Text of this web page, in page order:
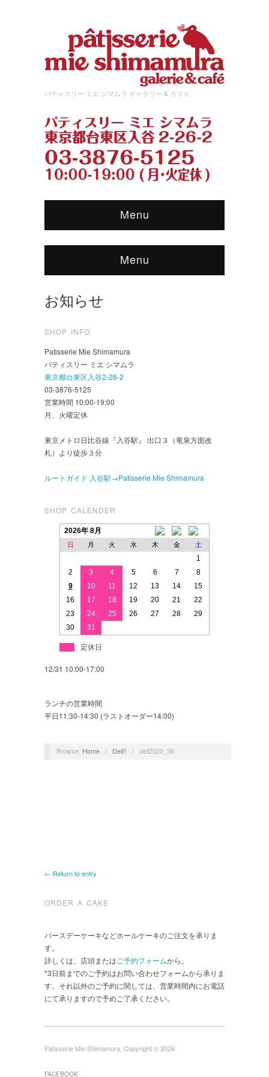
パティスリー ミエ シマムラ ギャラリー & カフェ
Menu
Menu
お知らせ
SHOP INFO
Patisserie Mie Shimamura
パティスリー ミエ シマムラ
東京都台東区入谷2-26-2
03-3876-5125
営業時間 10:00-19:00
月、火曜定休
東京メトロ日比谷線『入谷駅』 出口３（竜泉方面改
札）より徒歩３分
ルートガイド 入谷駅→Patisserie Mie Shimamura
SHOP CALENDER
2026年 8月
日 月 火 水 木 金 土
1
2
3 4 5 6 7
8
9
10 11 12 13 14
15
16
17 18 19 20 21
22
23
24 25 26 27 28
29
30
31
定休日
12/31 10:00-17:00
ランチの営業時間
平日11:30-14:30 (ラストオーダー14:00)
Browse: Home / Deli!! / deli2020_36
← Return to entry
ORDER A CAKE
バースデーケーキなどホールケーキのご注文を承りま
す。
詳しくは、店頭またはご予約フォームから。
*3日前までのご予約はお問い合わせフォームから承りま
す。それ以外のご予約に関しては、営業時間内にお電話
にて承りますので予めご了承ください。
Patisserie Mie Shimamura, Copyright © 2026
FACEBOOK